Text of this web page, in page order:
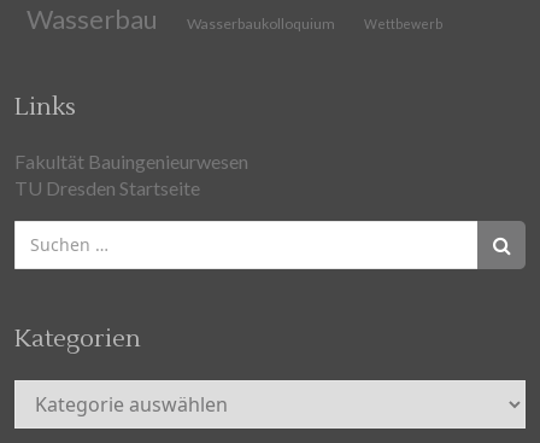
Wasserbau Wasserbaukolloquium Wettbewerb
Links
Fakultät Bauingenieurwesen
TU Dresden Startseite
Suchen
nach:
Kategorien
Kategorien